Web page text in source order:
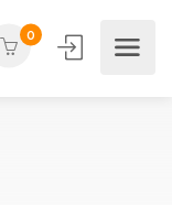
0